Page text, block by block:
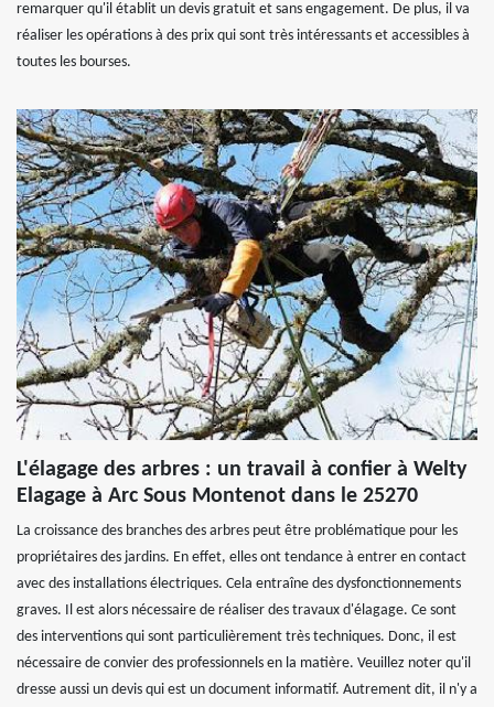
remarquer qu'il établit un devis gratuit et sans engagement. De plus, il va
réaliser les opérations à des prix qui sont très intéressants et accessibles à
toutes les bourses.
L'élagage des arbres : un travail à confier à Welty
Elagage à Arc Sous Montenot dans le 25270
La croissance des branches des arbres peut être problématique pour les
propriétaires des jardins. En effet, elles ont tendance à entrer en contact
avec des installations électriques. Cela entraîne des dysfonctionnements
graves. Il est alors nécessaire de réaliser des travaux d'élagage. Ce sont
des interventions qui sont particulièrement très techniques. Donc, il est
nécessaire de convier des professionnels en la matière. Veuillez noter qu'il
dresse aussi un devis qui est un document informatif. Autrement dit, il n'y a